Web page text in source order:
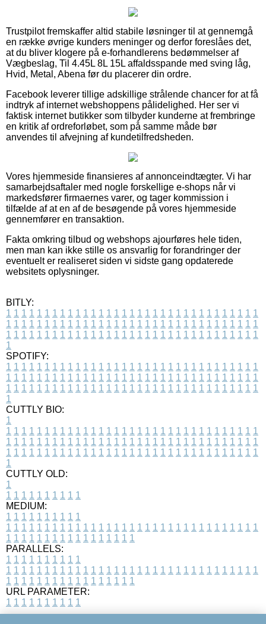
Trustpilot fremskaffer altid stabile løsninger til at gennemgå
en række øvrige kunders meninger og derfor foreslåes det,
at du bliver klogere på e-forhandlerens bedømmelser af
Vægbeslag, Til 4.45L 8L 15L affaldsspande med sving låg,
Hvid, Metal, Abena før du placerer din ordre.
Facebook leverer tillige adskillige strålende chancer for at få
indtryk af internet webshoppens pålidelighed. Her ser vi
faktisk internet butikker som tilbyder kunderne at frembringe
en kritik af ordreforløbet, som på samme måde bør
anvendes til afvejning af kundetilfredsheden.
Vores hjemmeside finansieres af annonceindtægter. Vi har
samarbejdsaftaler med nogle forskellige e-shops når vi
markedsfører firmaernes varer, og tager kommission i
tilfælde af at en af de besøgende på vores hjemmeside
gennemfører en transaktion.
Fakta omkring tilbud og webshops ajourføres hele tiden,
men man kan ikke stille os ansvarlig for forandringer der
eventuelt er realiseret siden vi sidste gang opdaterede
websitets oplysninger.
BITLY:
1 1 1 1 1 1 1 1 1 1 1 1 1 1 1 1 1 1 1 1 1 1 1 1 1 1 1 1 1 1 1 1 1
1 1 1 1 1 1 1 1 1 1 1 1 1 1 1 1 1 1 1 1 1 1 1 1 1 1 1 1 1 1 1 1 1
1 1 1 1 1 1 1 1 1 1 1 1 1 1 1 1 1 1 1 1 1 1 1 1 1 1 1 1 1 1 1 1 1
1
SPOTIFY:
1 1 1 1 1 1 1 1 1 1 1 1 1 1 1 1 1 1 1 1 1 1 1 1 1 1 1 1 1 1 1 1 1
1 1 1 1 1 1 1 1 1 1 1 1 1 1 1 1 1 1 1 1 1 1 1 1 1 1 1 1 1 1 1 1 1
1 1 1 1 1 1 1 1 1 1 1 1 1 1 1 1 1 1 1 1 1 1 1 1 1 1 1 1 1 1 1 1 1
1
CUTTLY BIO:
1
1 1 1 1 1 1 1 1 1 1 1 1 1 1 1 1 1 1 1 1 1 1 1 1 1 1 1 1 1 1 1 1 1
1 1 1 1 1 1 1 1 1 1 1 1 1 1 1 1 1 1 1 1 1 1 1 1 1 1 1 1 1 1 1 1 1
1 1 1 1 1 1 1 1 1 1 1 1 1 1 1 1 1 1 1 1 1 1 1 1 1 1 1 1 1 1 1 1 1
1
CUTTLY OLD:
1
1 1 1 1 1 1 1 1 1 1
MEDIUM:
1 1 1 1 1 1 1 1 1 1
1 1 1 1 1 1 1 1 1 1 1 1 1 1 1 1 1 1 1 1 1 1 1 1 1 1 1 1 1 1 1 1 1
1 1 1 1 1 1 1 1 1 1 1 1 1 1 1 1 1
PARALLELS:
1 1 1 1 1 1 1 1 1 1
1 1 1 1 1 1 1 1 1 1 1 1 1 1 1 1 1 1 1 1 1 1 1 1 1 1 1 1 1 1 1 1 1
1 1 1 1 1 1 1 1 1 1 1 1 1 1 1 1 1
URL PARAMETER:
1 1 1 1 1 1 1 1 1 1